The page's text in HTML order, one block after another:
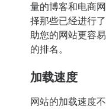
量的博客和电商
择那些已经进行
助您的网站更容
的排名。
加载速度
网站的加载速度